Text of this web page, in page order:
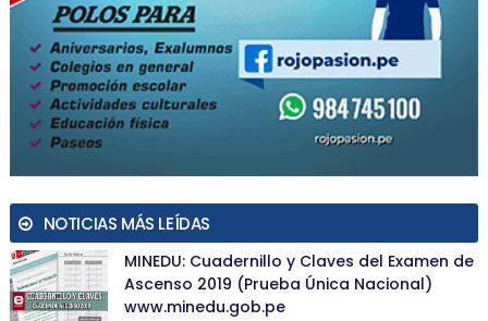
NOTICIAS MÁS LEÍDAS
MINEDU: Cuadernillo y Claves del Examen de
Ascenso 2019 (Prueba Única Nacional)
www.minedu.gob.pe